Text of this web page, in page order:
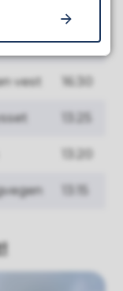
16:40
vest 16:30